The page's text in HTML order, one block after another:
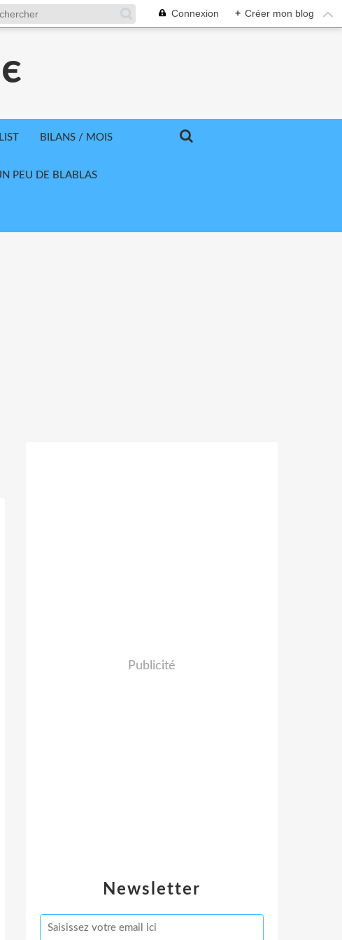
Connexion + Créer mon blog
BILANS / MOIS
PEU DE BLABLAS
Newsletter
Publicité